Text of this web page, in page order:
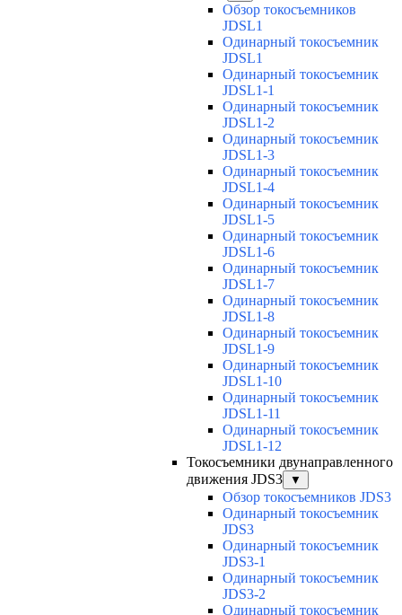
Обзор токосъемников
JDSL1
Одинарный токосъемник
JDSL1
Одинарный токосъемник
JDSL1-1
Одинарный токосъемник
JDSL1-2
Одинарный токосъемник
JDSL1-3
Одинарный токосъемник
JDSL1-4
Одинарный токосъемник
JDSL1-5
Одинарный токосъемник
JDSL1-6
Одинарный токосъемник
JDSL1-7
Одинарный токосъемник
JDSL1-8
Одинарный токосъемник
JDSL1-9
Одинарный токосъемник
JDSL1-10
Одинарный токосъемник
JDSL1-11
Одинарный токосъемник
JDSL1-12
Токосъемники двунаправленного
движения JDS3
▼
Обзор токосъемников JDS3
Одинарный токосъемник
JDS3
Одинарный токосъемник
JDS3-1
Одинарный токосъемник
JDS3-2
Одинарный токосъемник